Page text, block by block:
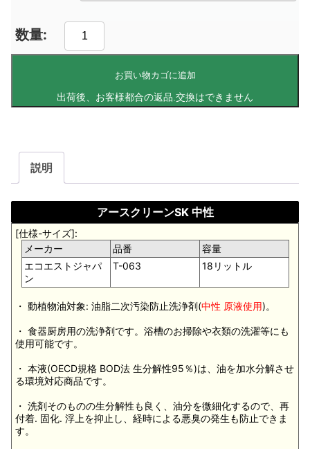
お買い物カゴに追加
説明
アースクリーンSK 中性
[仕様-サイズ]:
メーカー
品番
容量
エコエストジャパ
ン
T-063 18リットル
・ 動植物油対象: 油脂二次汚染防止洗浄剤(中性 原液使用)。
・ 食器厨房用の洗浄剤です。浴槽のお掃除や衣類の洗濯等にも
使用可能です。
・ 本液(OECD規格 BOD法 生分解性95％)は、油を加水分解させ
る環境対応商品です。
・ 洗剤そのものの生分解性も良く、油分を微細化するので、再
付着. 固化. 浮上を抑止し、経時による悪臭の発生も防止できま
す。